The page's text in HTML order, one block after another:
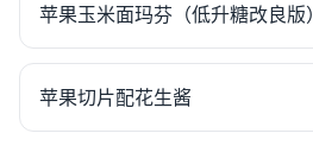
苹果玉米面玛芬（低升糖改良版）
苹果切片配花生酱